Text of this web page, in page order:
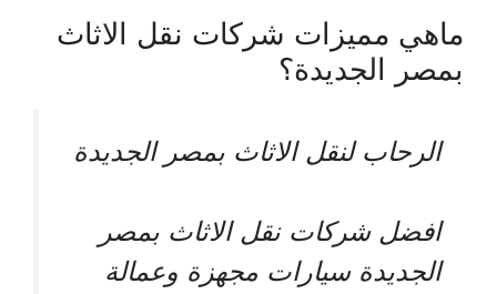
ماهي مميزات شركات نقل الاثاث
بمصر الجديدة؟
الرحاب لنقل الاثاث بمصر الجديدة
افضل شركات نقل الاثاث بمصر
الجديدة سيارات مجهزة وعمالة